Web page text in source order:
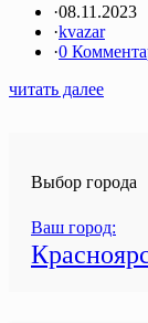
·08.11.2023
·kvazar
·0
читать далее
Выбор города
Ваш город: